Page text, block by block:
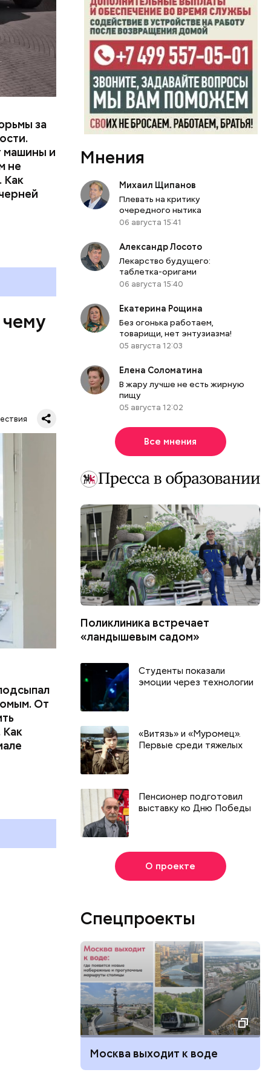
День качания на качелях и
День шампанского: какие
праздники отмечают в России
и мире 4 августа
праздники
за
машины и
не
Как
От
в
сын
Мнения
Михаил Щипанов
Плевать на критику
очередного нытика
06 августа 15:41
Александр Лосото
Лекарство будущего:
таблетка-оригами
06 августа 15:40
Екатерина Рощина
Без огонька работаем,
товарищи, нет энтузиазма!
05 августа 12:03
Елена Соломатина
В жару лучше не есть жирную
пищу
05 августа 12:02
Все мнения
Поликлиника встречает
«ландышевым садом»
Студенты показали
эмоции через технологии
«Витязь» и «Муромец».
Первые среди тяжелых
Пенсионер подготовил
выставку ко Дню Победы
О проекте
Спецпроекты
Москва выходит к воде